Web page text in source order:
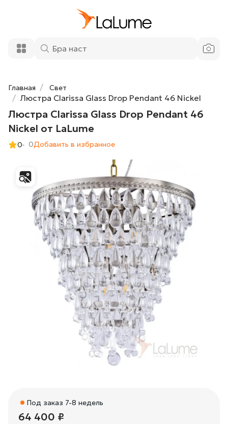
Главная Свет
Люстра Clarissa Glass Drop Pendant 46 Nickel
Люстра Clarissa Glass Drop Pendant 46
Nickel от LaLume
0 0Добавить в избранное
Под заказ 7-8 недель
64 400 ₽
Nickel от LaLume